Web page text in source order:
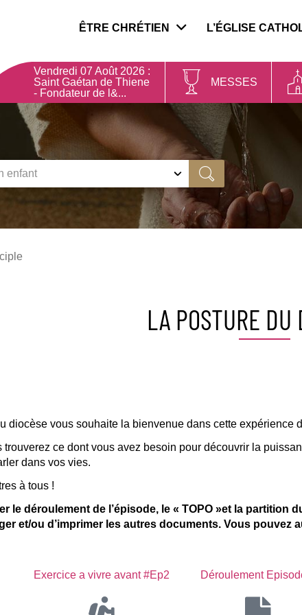
,
ÊTRE CHRÉTIEN L’ÉGLISE
Vendredi 07 Août 2026 :
Saint Gaétan de Thiene
- Fondateur de l&...
MESSES
Ok
LA POSTURE DU
diocèse vous souhaite la bienvenue dans cette expérience
trouverez ce dont vous avez besoin pour découvrir la
dans vos vies.
à tous !
le déroulement de l’épisode, le « TOPO »et la partition
et/ou d’imprimer les autres documents. Vous pouvez
Exercice a vivre avant #Ep2 Déroulement